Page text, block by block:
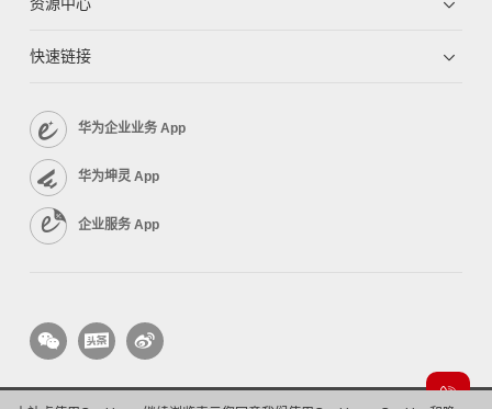
快速链接
华为企业业务 App
华为坤灵 App
企业服务 App